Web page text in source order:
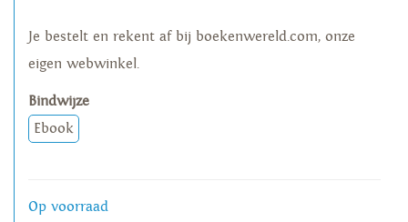
Je bestelt en rekent af bij boekenwereld.com, onze
eigen webwinkel.
Bindwijze
Ebook
Op voorraad